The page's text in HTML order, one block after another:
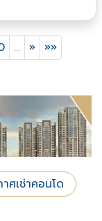
… » »»
ศเช่าคอนโด